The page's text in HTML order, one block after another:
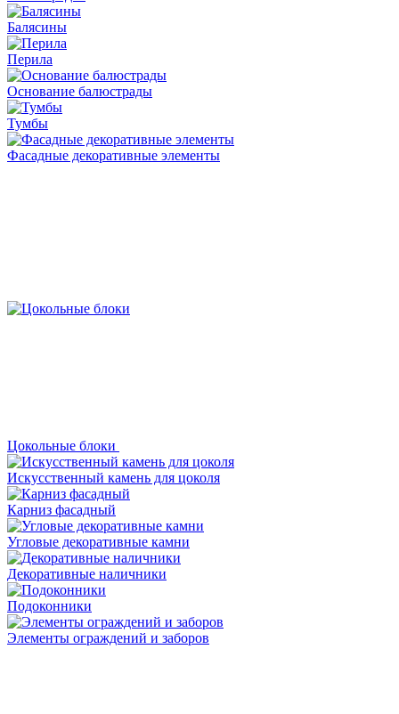
Балясины
Перила
Основание балюстрады
Тумбы
Фасадные декоративные элементы
Цокольные блоки
Искусственный камень для цоколя
Карниз фасадный
Угловые декоративные камни
Декоративные наличники
Подоконники
Элементы ограждений и заборов